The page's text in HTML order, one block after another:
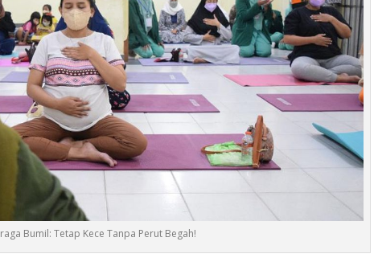
Bumil: Tetap Kece Tanpa Perut Begah!